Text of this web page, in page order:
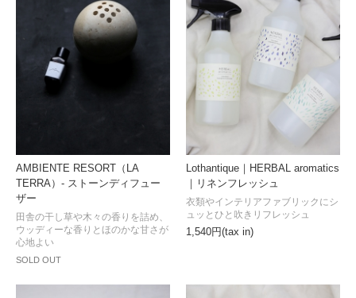
AMBIENTE RESORT（LA
TERRA）- ストーンディフュー
ザー
SOLD OUT
田舎の干し草や木々の香りを詰め、
ウッディーな香りとほのかな甘さが
心地よい
Lothantique｜HERBAL aromatics
｜リネンフレッシュ
1,540円(tax in)
衣類やインテリアファブリックにシ
ュッとひと吹きリフレッシュ